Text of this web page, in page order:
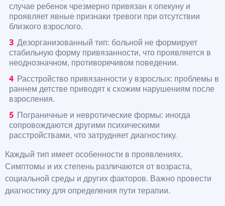
случае ребенок чрезмерно привязан к опекуну и
проявляет явные признаки тревоги при отсутствии
близкого взрослого.
Дезорганизованный тип: больной не формирует
стабильную форму привязанности, что проявляется в
неоднозначном, противоречивом поведении.
Расстройство привязанности у взрослых: проблемы в
раннем детстве приводят к схожим нарушениям после
взросления.
Пограничные и невротические формы: иногда
сопровождаются другими психическими
расстройствами, что затрудняет диагностику.
Каждый тип имеет особенности в проявлениях.
Симптомы и их степень различаются от возраста,
социальной среды и других факторов. Важно провести
диагностику для определения пути терапии.